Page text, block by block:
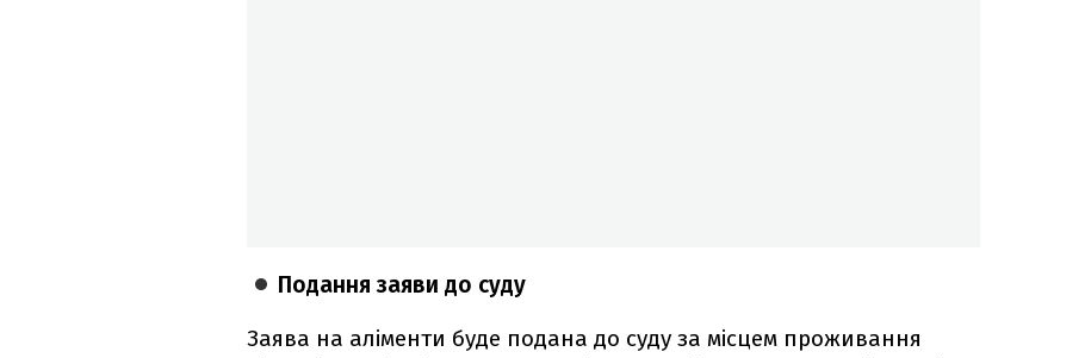
Подання заяви до суду
Заява на аліменти буде подана до суду за місцем проживання